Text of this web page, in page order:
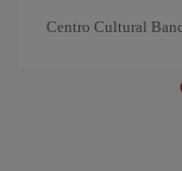
Centro Cultural